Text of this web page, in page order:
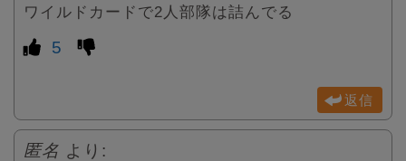
ワイルドカードで2人部隊は詰んでる
5
返信
匿名 より: